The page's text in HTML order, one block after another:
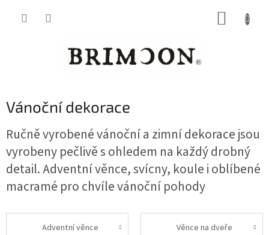
Vánoční dekorace
Ručně vyrobené vánoční a zimní dekorace jsou
vyrobeny pečlivě s ohledem na každý drobný
detail. Adventní věnce, svícny, koule i oblíbené
macramé pro chvíle vánoční pohody
Adventní věnce Věnce na dveře